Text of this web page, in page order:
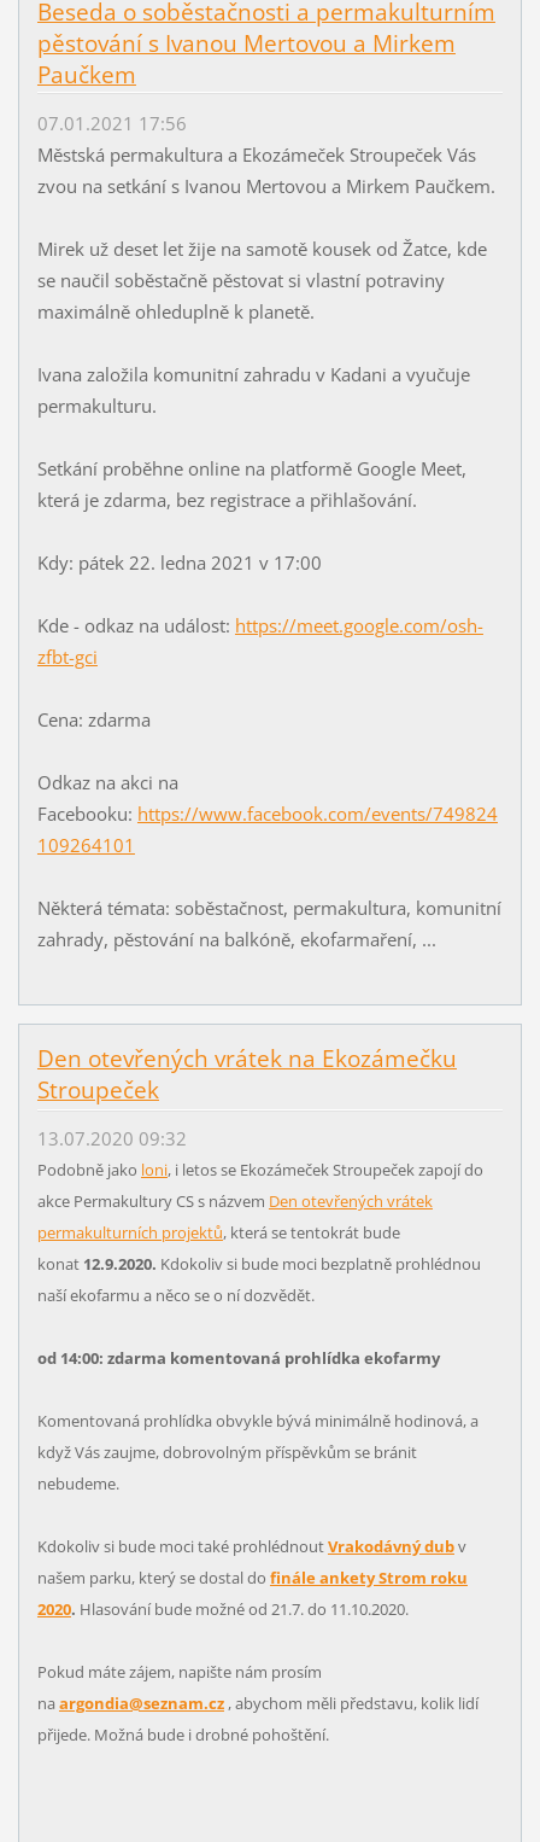
Beseda o soběstačnosti a permakulturním
pěstování s Ivanou Mertovou a Mirkem
Paučkem
07.01.2021 17:56
Městská permakultura a Ekozámeček Stroupeček Vás
zvou na setkání s Ivanou Mertovou a Mirkem Paučkem.
Mirek už deset let žije na samotě kousek od Žatce, kde
se naučil soběstačně pěstovat si vlastní potraviny
maximálně ohleduplně k planetě.
Ivana založila komunitní zahradu v Kadani a vyučuje
permakulturu.
Setkání proběhne online na platformě Google Meet,
která je zdarma, bez registrace a přihlašování.
Kdy: pátek 22. ledna 2021 v 17:00
Kde - odkaz na událost: https://meet.google.com/osh-
zfbt-gci
Cena: zdarma
Odkaz na akci na
Facebooku: https://www.facebook.com/events/749824
109264101
Některá témata: soběstačnost, permakultura, komunitní
zahrady, pěstování na balkóně, ekofarmaření, ...
Den otevřených vrátek na Ekozámečku
Stroupeček
13.07.2020 09:32
Podobně jako loni, i letos se Ekozámeček Stroupeček zapojí do
akce Permakultury CS s názvem Den otevřených vrátek
permakulturních projektů, která se tentokrát bude
konat 12.9.2020. Kdokoliv si bude moci bezplatně prohlédnou
naší ekofarmu a něco se o ní dozvědět.
od 14:00: zdarma komentovaná prohlídka ekofarmy
Komentovaná prohlídka obvykle bývá minimálně hodinová, a
když Vás zaujme, dobrovolným příspěvkům se bránit
nebudeme.
Kdokoliv si bude moci také prohlédnoutVrakodávný dubv
našem parku, který se dostal do finále ankety Strom roku
2020. Hlasování bude možné od 21.7. do 11.10.2020.
Pokud máte zájem, napište nám prosím
na argondia@seznam.cz, abychom měli představu, kolik lidí
přijede. Možná bude i drobné pohoštění.